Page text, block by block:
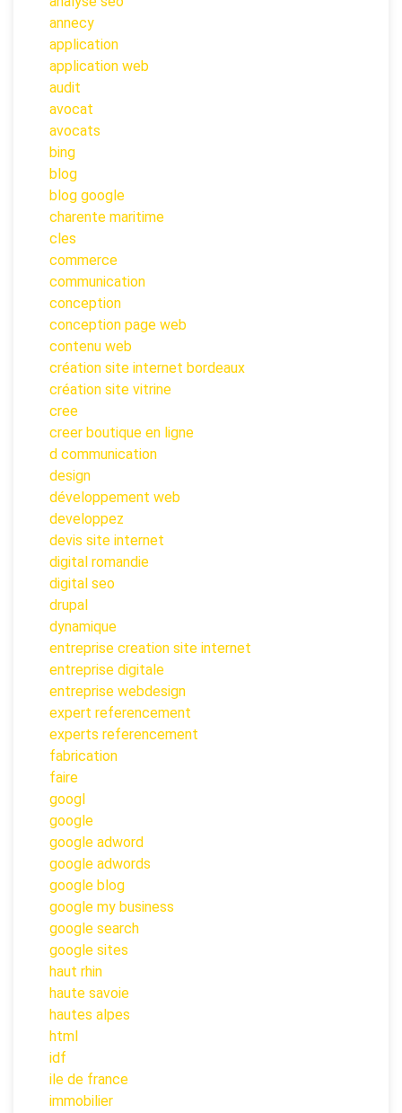
annecy
application
application web
audit
avocat
avocats
bing
blog
blog google
charente maritime
cles
commerce
communication
conception
conception page web
contenu web
création site internet bordeaux
création site vitrine
cree
creer boutique en ligne
d communication
design
développement web
developpez
devis site internet
digital romandie
digital seo
drupal
dynamique
entreprise creation site internet
entreprise digitale
entreprise webdesign
expert referencement
experts referencement
fabrication
faire
googl
google
google adword
google adwords
google blog
google my business
google search
google sites
haut rhin
haute savoie
hautes alpes
html
idf
ile de france
immobilier